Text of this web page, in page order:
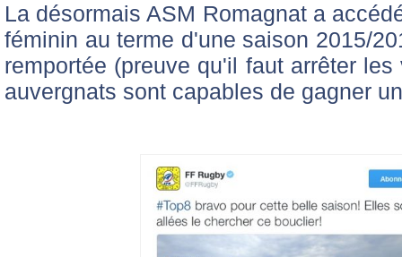
La désormais ASM Romagnat a
féminin au terme d'une saison 2015/
remportée (preuve qu'il faut arrêter
auvergnats sont capables de gagner